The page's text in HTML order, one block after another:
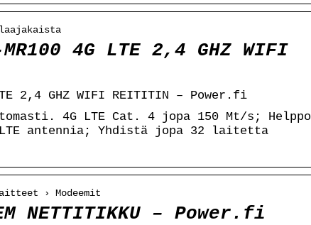
MR100 4G LTE 2,4 GHZ WIFI
LTE 2,4 GHZ WIFI REITITIN – Power.fi
4G LTE Cat. 4 jopa 150 Mt/s; Helppo
antennia; Yhdistä jopa 32 laitetta
› Modeemit
NETTITIKKU – Power.fi